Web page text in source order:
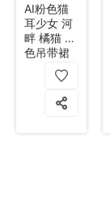
AI粉色猫
耳少女 河
畔 橘猫 白
色吊带裙
赤足 森林
溪流 4k